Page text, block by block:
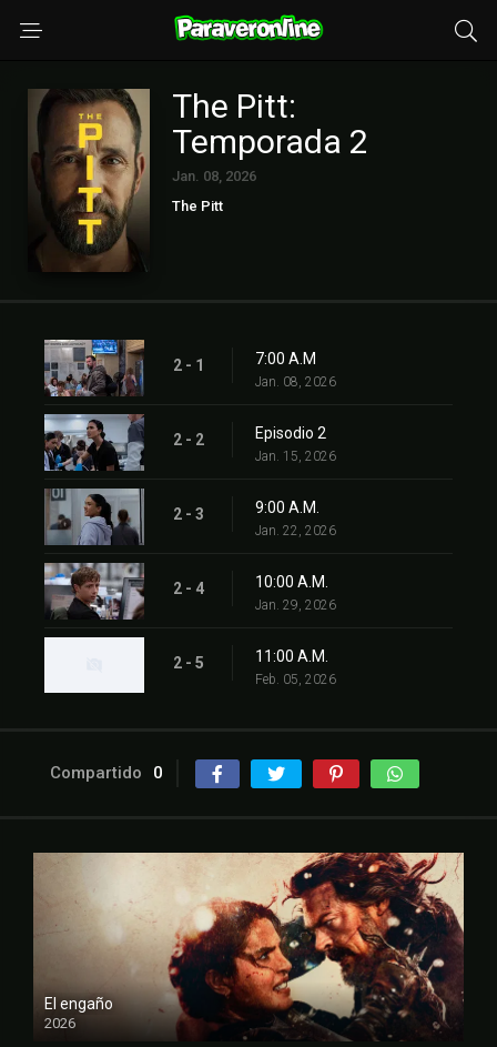
The Pitt:
Temporada 2
Jan. 08, 2026
The Pitt
2 - 1 7:00 A.M
Jan. 08, 2026
2 - 2 Episodio 2
Jan. 15, 2026
2 - 3 9:00 A.M.
Jan. 22, 2026
2 - 4 10:00 A.M.
Jan. 29, 2026
2 - 5 11:00 A.M.
Feb. 05, 2026
Compartido 0
El engaño
2026
FULL HD